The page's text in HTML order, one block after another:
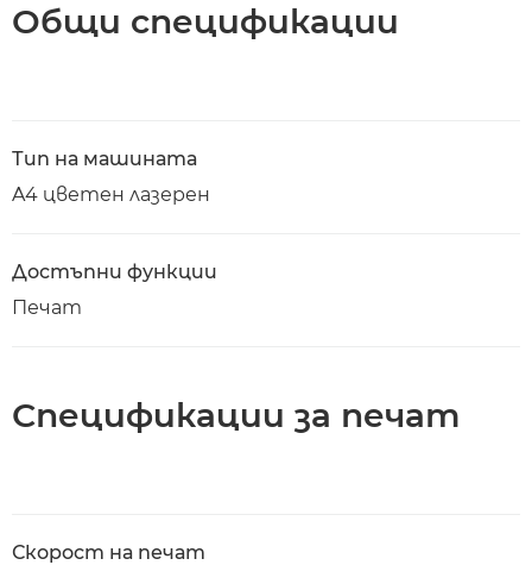
Общи спецификации
Тип на машината
A4 цветен лазерен
Достъпни функции
Печат
Спецификации за печат
Скорост на печат